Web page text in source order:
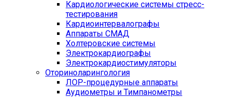
Кардиологические системы стресс-
тестирования
Кардиоинтервалографы
Аппараты СМАД
Холтеровские системы
Электрокардиографы
Электрокардиостимуляторы
Оториноларингология
ЛОР-процедурные аппараты
Аудиометры и Тимпанометры